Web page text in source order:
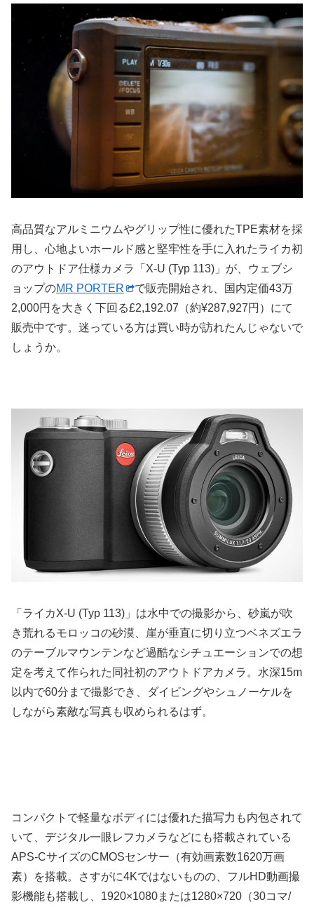
高品質なアルミニウムやグリップ性に優れたTPE素材を採
用し、心地よいホールド感と堅牢性を手に入れたライカ初
のアウトドア仕様カメラ「X-U (Typ 113)」が、ウェブシ
ョップのMR PORTER
で販売開始され、国内定価43万
2,000円を大きく下回る£2,192.07（約¥287,927円）にて
販売中です。迷っている方は買い時が訪れたんじゃないで
しょうか。
「ライカX-U (Typ 113)」は水中での撮影から、砂嵐が吹
き荒れるモロッコの砂漠、崖が垂直に切り立つベネズエラ
のテーブルマウンテンなど過酷なシチュエーションでの想
定を考えて作られた同社初のアウトドアカメラ。水深15m
以内で60分まで撮影でき、ダイビングやシュノーケルを
しながら素敵な写真も収められるはず。
コンパクトで軽量なボディには優れた描写力も内包されて
いて、デジタル一眼レフカメラなどにも搭載されている
APS-CサイズのCMOSセンサー（有効画素数1620万画
素）を搭載。さすがに4Kではないものの、フルHD動画撮
影機能も搭載し、1920×1080または1280×720（30コマ/